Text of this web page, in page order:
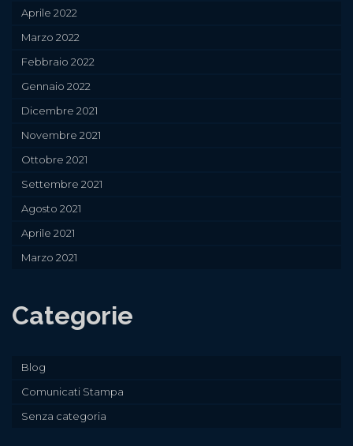
Aprile 2022
Marzo 2022
Febbraio 2022
Gennaio 2022
Dicembre 2021
Novembre 2021
Ottobre 2021
Settembre 2021
Agosto 2021
Aprile 2021
Marzo 2021
Categorie
Blog
Comunicati Stampa
Senza categoria